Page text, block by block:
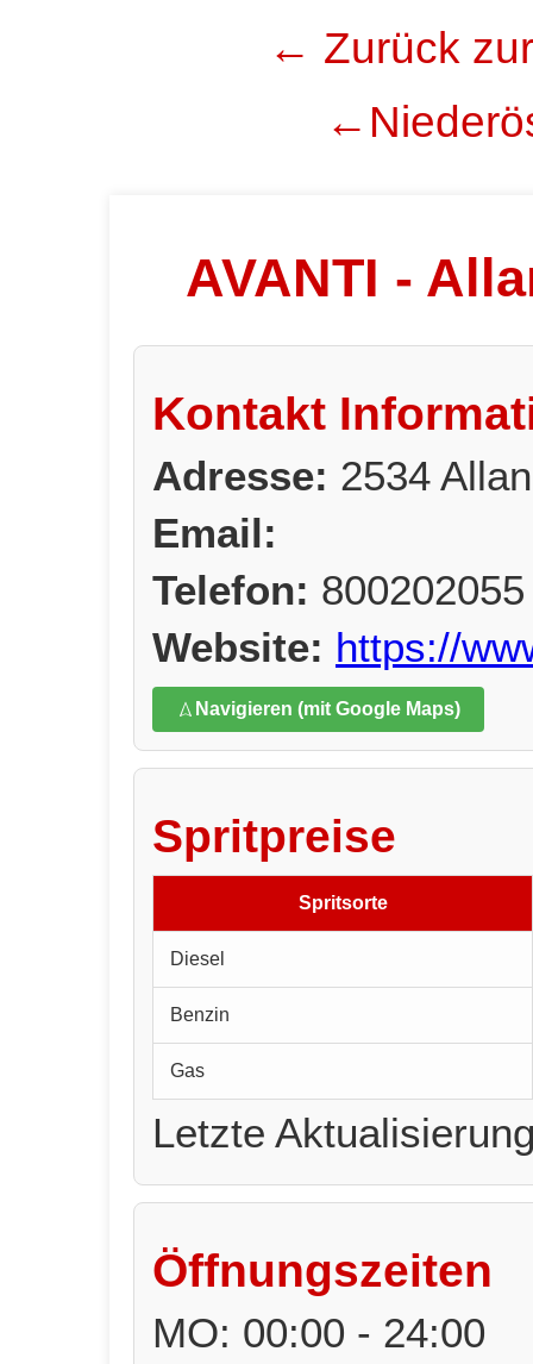
← Zurück
AVANTI -
Kontakt
Adresse: 2534
Email:
Telefon: 800202055
Website: https://
Navigieren (mit Google Maps)
Spritpreise
Spritsorte
Diesel
Benzin
Gas
Letzte
Öffnungszeiten
MO: 00:00 - 24:00